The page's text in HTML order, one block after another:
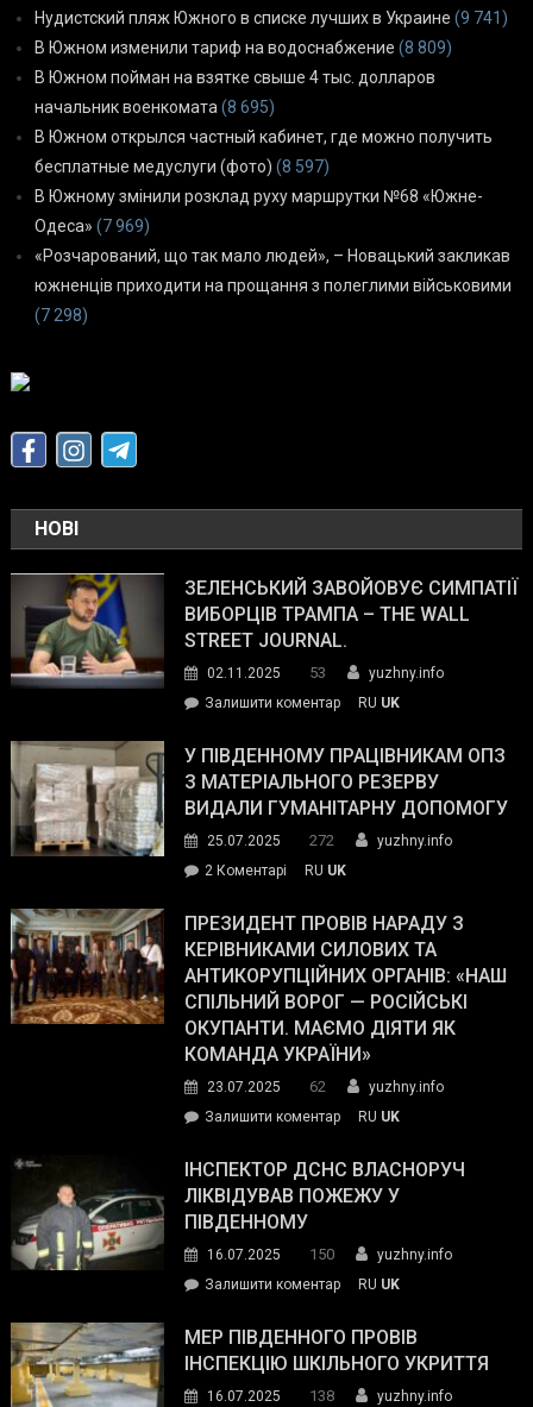
Нудистский пляж Южного в списке лучших в Украине (9 741)
В Южном изменили тариф на водоснабжение (8 809)
В Южном пойман на взятке свыше 4 тыс. долларов
начальник военкомата (8 695)
В Южном открылся частный кабинет, где можно получить
бесплатные медуслуги (фото) (8 597)
В Южному змінили розклад руху маршрутки №68 «Южне-
Одеса» (7 969)
«Розчарований, що так мало людей», – Новацький закликав
южненців приходити на прощання з полеглими військовими
(7 298)
НОВІ
ЗЕЛЕНСЬКИЙ ЗАВОЙОВУЄ СИМПАТІЇ
ВИБОРЦІВ ТРАМПА – THE WALL
STREET JOURNAL.
02.11.2025 53
yuzhny.info
Залишити коментарon
завойовує
симпатії
виборців
The
Street
Journal.
RU UK
У ПІВДЕННОМУ ПРАЦІВНИКАМ ОПЗ
З МАТЕРІАЛЬНОГО РЕЗЕРВУ
ВИДАЛИ ГУМАНІТАРНУ ДОПОМОГУ
25.07.2025 272
yuzhny.info
2 Коментарі
Південному
працівникам
ОПЗ
з
матеріального
резерву
гуманітарну
допомогу
RU UK
ПРЕЗИДЕНТ ПРОВІВ НАРАДУ З
КЕРІВНИКАМИ СИЛОВИХ ТА
АНТИКОРУПЦІЙНИХ ОРГАНІВ: «НАШ
СПІЛЬНИЙ ВОРОГ — РОСІЙСЬКІ
ОКУПАНТИ. МАЄМО ДІЯТИ ЯК
КОМАНДА УКРАЇНИ»
23.07.2025 62
yuzhny.info
Залишити коментарon
провів
нараду
силових
та
органів:
«Наш
спільний
RU UK
ІНСПЕКТОР ДСНС ВЛАСНОРУЧ
ЛІКВІДУВАВ ПОЖЕЖУ У
ПІВДЕННОМУ
16.07.2025 150
yuzhny.info
Залишити коментарon
ДСНС
власноруч
RU UK
МЕР ПІВДЕННОГО ПРОВІВ
ІНСПЕКЦІЮ ШКІЛЬНОГО УКРИТТЯ
16.07.2025 138 yuzhny.info